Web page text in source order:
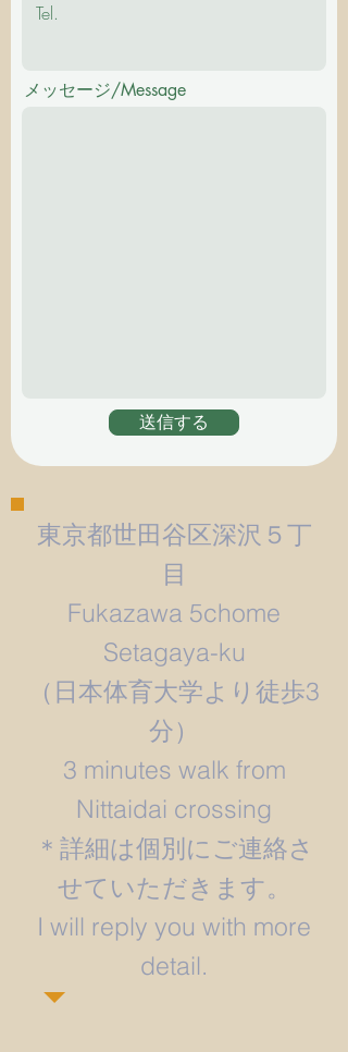
メッセージ/Message
送信する
東京都世田谷区深沢５丁
目
Fukazawa 5chome
Setagaya-ku
​（日本体育大学より徒歩3
分）
3 minutes walk from
Nittaidai crossing
＊詳細は個別にご連絡さ
せていただきます。
​I will reply you with more
detail.